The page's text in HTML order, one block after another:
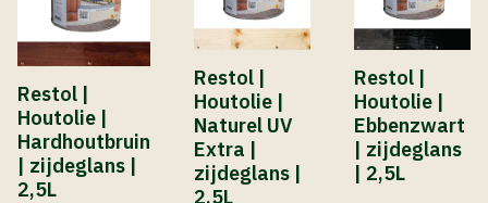
Restol |
Houtolie |
Hardhoutbruin
| zijdeglans |
2,5L
Restol |
Houtolie |
Naturel UV
Extra |
zijdeglans |
2,5L
Restol |
Houtolie |
Ebbenzwart
| zijdeglans
| 2,5L